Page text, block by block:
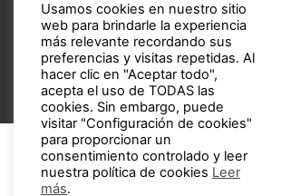
Usamos cookies en nuestro sitio
web para brindarle la experiencia
más relevante recordando sus
preferencias y visitas repetidas. Al
hacer clic en "Aceptar todo",
acepta el uso de TODAS las
cookies. Sin embargo, puede
visitar "Configuración de cookies"
para proporcionar un
consentimiento controlado y leer
nuestra política de cookies Leer
más.